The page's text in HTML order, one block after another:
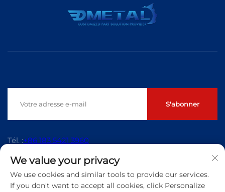
S'abonner
Tél. :+86 183 5421 3960
E-mail :[email protected]
We value your privacy
We use cookies and similar tools to provide our services.
If you don't want to accept all cookies, click Personalize